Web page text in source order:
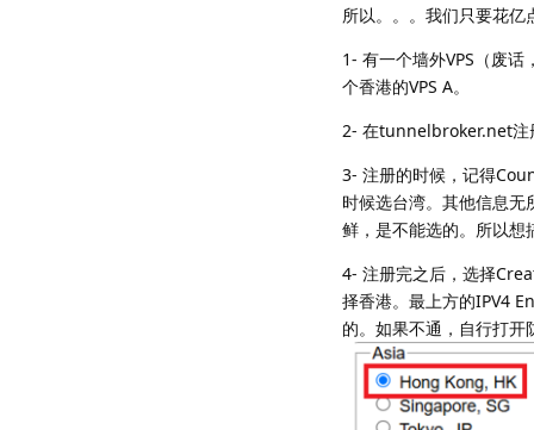
所以。。。我们只要花
1- 有一个墙外VPS（废
个香港的VPS A。
2- 在tunnelbroker.net注
3- 注册的时候，记得
时候选台湾。其他信息无
鲜，是不能选的。所以想
4- 注册完之后，选择
择香港。最上方的IPV4
的。如果不通，自行打开